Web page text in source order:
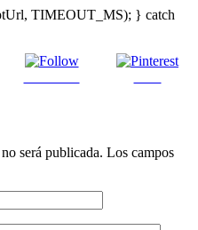
TIMEOUT_MS); } catch
será publicada. Los campos